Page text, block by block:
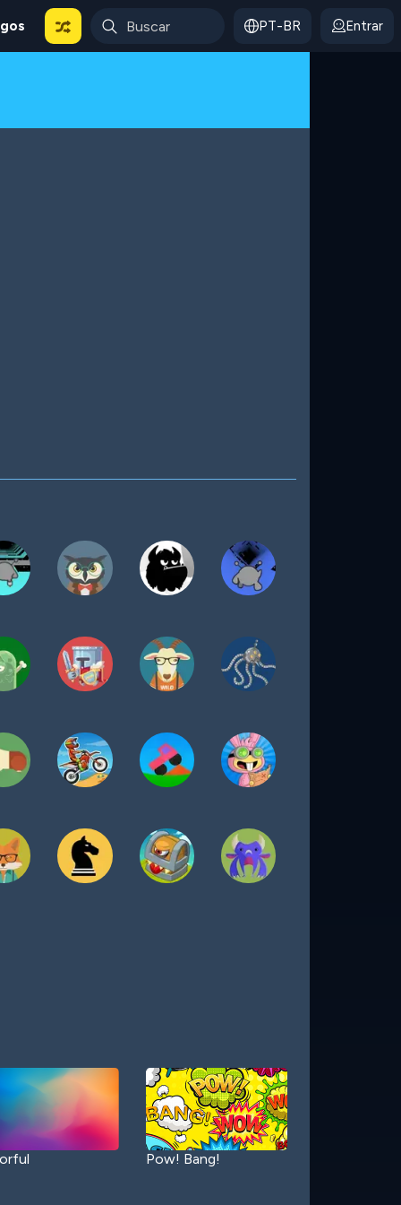
PT-BR Entrar
Pow! Bang!